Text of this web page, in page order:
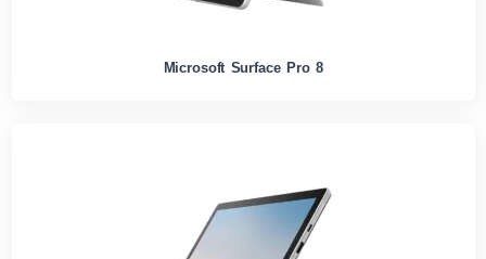
Microsoft Surface Pro 8